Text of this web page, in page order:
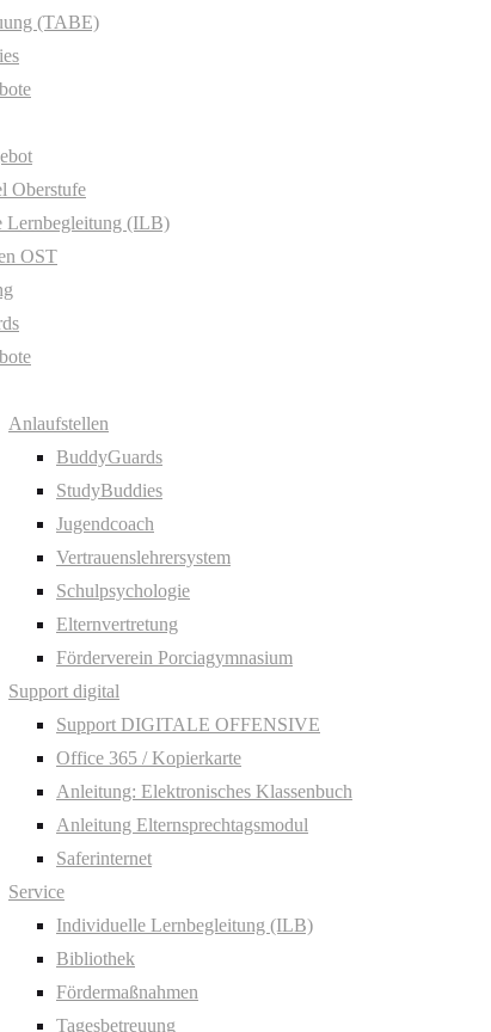
(TABE)
Oberstufe
Lernbegleitung (ILB)
OST
Anlaufstellen
BuddyGuards
StudyBuddies
Jugendcoach
Vertrauenslehrersystem
Schulpsychologie
Elternvertretung
Förderverein Porciagymnasium
Support digital
Support DIGITALE OFFENSIVE
Office 365 / Kopierkarte
Anleitung: Elektronisches Klassenbuch
Anleitung Elternsprechtagsmodul
Saferinternet
Service
Individuelle Lernbegleitung (ILB)
Bibliothek
Fördermaßnahmen
Tagesbetreuung